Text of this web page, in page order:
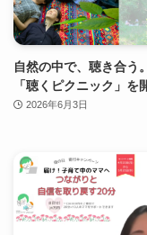
自然の中で、聴き合う
「聴くピクニック」を
2026年6月3日